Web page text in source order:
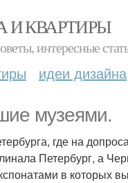
И КВАРТИРЫ
интересные
идеи дизайна
музеями.
где на
Петербург, а
в которых